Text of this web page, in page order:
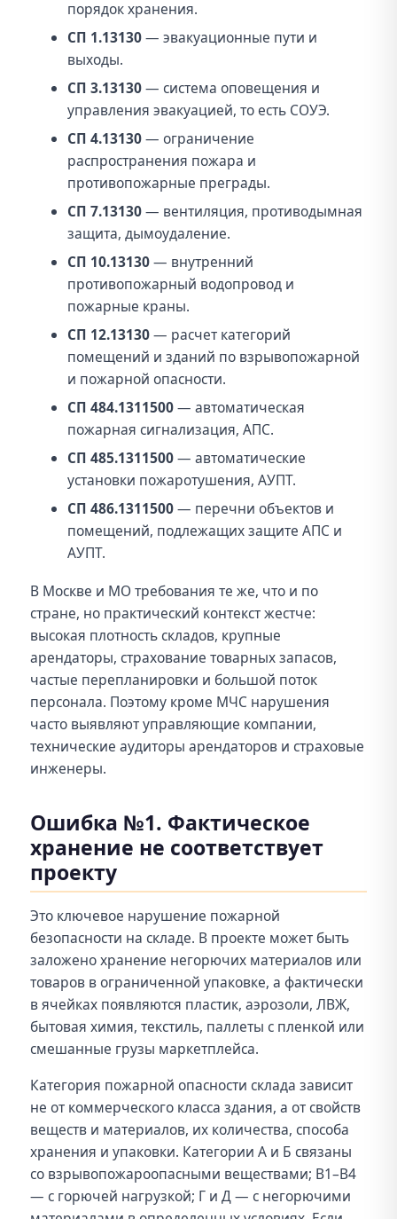
порядок хранения.
СП 1.13130— эвакуационные пути и
выходы.
СП 3.13130— система оповещения и
управления эвакуацией, то есть СОУЭ.
СП 4.13130— ограничение
распространения пожара и
противопожарные преграды.
СП 7.13130— вентиляция, противодымная
защита, дымоудаление.
СП 10.13130— внутренний
противопожарный водопровод и
пожарные краны.
СП 12.13130— расчет категорий
помещений и зданий по взрывопожарной
и пожарной опасности.
СП 484.1311500— автоматическая
пожарная сигнализация, АПС.
СП 485.1311500— автоматические
установки пожаротушения, АУПТ.
СП 486.1311500— перечни объектов и
помещений, подлежащих защите АПС и
АУПТ.
В Москве и МО требования те же, что и по
стране, но практический контекст жестче:
высокая плотность складов, крупные
арендаторы, страхование товарных запасов,
частые перепланировки и большой поток
персонала. Поэтому кроме МЧС нарушения
часто выявляют управляющие компании,
технические аудиторы арендаторов и страховые
инженеры.
Ошибка №1. Фактическое
хранение не соответствует
проекту
Это ключевое нарушение пожарной
безопасности на складе. В проекте может быть
заложено хранение негорючих материалов или
товаров в ограниченной упаковке, а фактически
в ячейках появляются пластик, аэрозоли, ЛВЖ,
бытовая химия, текстиль, паллеты с пленкой или
смешанные грузы маркетплейса.
Категория пожарной опасности склада зависит
не от коммерческого класса здания, а от свойств
веществ и материалов, их количества, способа
хранения и упаковки. Категории А и Б связаны
со взрывопожароопасными веществами; В1–В4
— с горючей нагрузкой; Г и Д — с негорючими